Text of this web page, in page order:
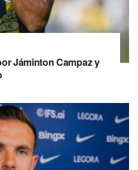
Jáminton Campaz y